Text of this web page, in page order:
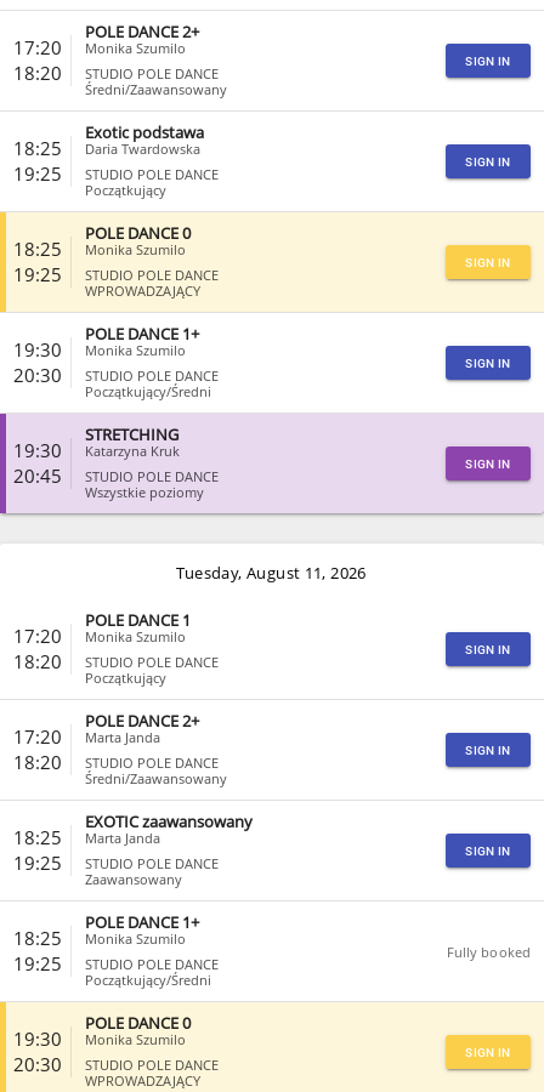
17:20
18:20
POLE DANCE 2+
Monika Szumilo
STUDIO POLE DANCE
Średni/Zaawansowany
SIGN IN
18:25
19:25
Exotic podstawa
Daria Twardowska
STUDIO POLE DANCE
Początkujący
SIGN IN
18:25
19:25
POLE DANCE 0
Monika Szumilo
STUDIO POLE DANCE
WPROWADZAJĄCY
SIGN IN
19:30
20:30
POLE DANCE 1+
Monika Szumilo
STUDIO POLE DANCE
Początkujący/Średni
SIGN IN
19:30
20:45
STRETCHING
Katarzyna Kruk
STUDIO POLE DANCE
Wszystkie poziomy
SIGN IN
CLOSE
Tuesday, August 11, 2026
17:20
18:20
POLE DANCE 1
Monika Szumilo
STUDIO POLE DANCE
Początkujący
SIGN IN
17:20
18:20
POLE DANCE 2+
Marta Janda
STUDIO POLE DANCE
Średni/Zaawansowany
SIGN IN
18:25
19:25
EXOTIC zaawansowany
Marta Janda
STUDIO POLE DANCE
Zaawansowany
SIGN IN
18:25
19:25
POLE DANCE 1+
Monika Szumilo
STUDIO POLE DANCE
Początkujący/Średni
Fully booked
19:30
20:30
POLE DANCE 0
Monika Szumilo
STUDIO POLE DANCE
WPROWADZAJĄCY
SIGN IN